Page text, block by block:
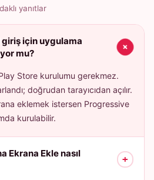
yanıtlar
için uygulama
mu?
+
Store kurulumu gerekmez.
doğrudan tarayıcıdan açılır.
eklemek istersen Progressive
kurulabilir.
Ekrana Ekle nasıl
+